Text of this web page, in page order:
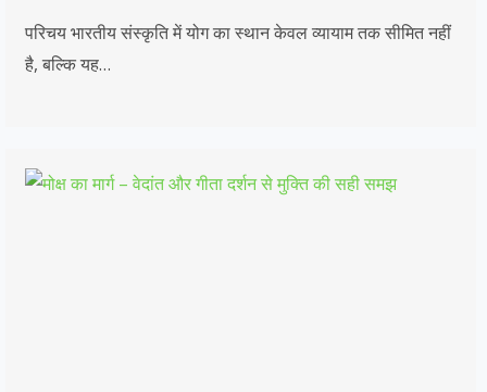
परिचय भारतीय संस्कृति में योग का स्थान केवल व्यायाम तक सीमित नहीं
है, बल्कि यह…